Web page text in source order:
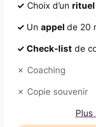
✓ Choix d’un rituel
✓ Un appel de 20
✓ Check-list de
✗ Coaching
✗ Copie souvenir
Plus